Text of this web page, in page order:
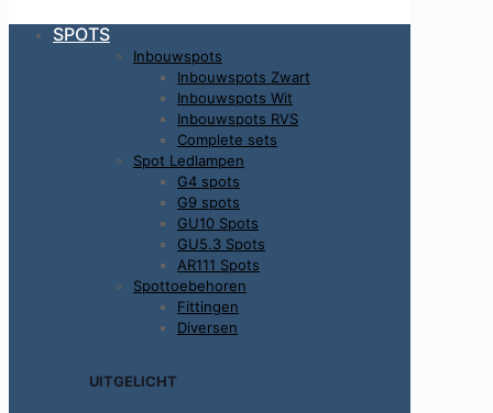
SPOTS
Inbouwspots
Inbouwspots Zwart
Inbouwspots Wit
Inbouwspots RVS
Complete sets
Spot Ledlampen
G4 spots
G9 spots
GU10 Spots
GU5.3 Spots
AR111 Spots
Spottoebehoren
Fittingen
Diversen
UITGELICHT